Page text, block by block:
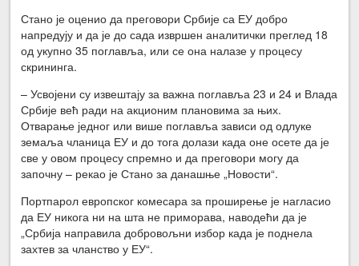
Стано је оценио да преговори Србије са ЕУ добро
напредују и да је до сада извршен аналитички преглед 18
од укупно 35 поглавља, или се она налазе у процесу
скрининга.
– Усвојени су извештају за важна поглавља 23 и 24 и Влада
Србије већ ради на акционим плановима за њих.
Отварање једног или више поглавља зависи од одлуке
земаља чланица ЕУ и до тога долази када оне осете да је
све у овом процесу спремно и да преговори могу да
започну – рекао је Стано за данашње „Новости“.
Портпарол европског комесара за проширење је нагласио
да ЕУ никога ни на шта не приморава, наводећи да је
„Србија направила добровољни избор када је поднела
захтев за чланство у ЕУ“.